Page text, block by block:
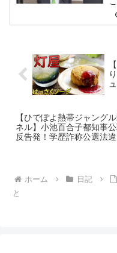
【ひでぽよ熱帯ジャング
ネル】小池百合子都知事
反告発！学歴詐称公選法違
ホーム 日記
と